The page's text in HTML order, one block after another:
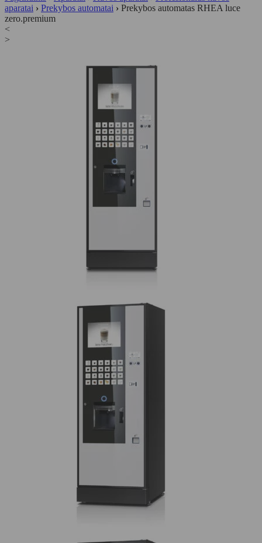
aparatai › Prekybos automatai › Prekybos automatas RHEA luce
zero.premium
<
>